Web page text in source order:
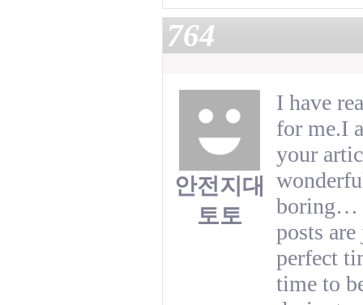
764
안전지대
토토
I have
for me.I
your
boring…
posts
perfect
time to